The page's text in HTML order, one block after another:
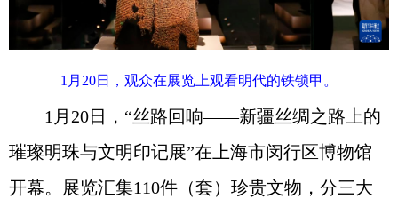
1月20日，观众在展览上观看明代的铁锁甲。
1月20日，“丝路回响——新疆丝绸之路上的
璀璨明珠与文明印记展”在上海市闵行区博物馆
开幕。展览汇集110件（套）珍贵文物，分三大